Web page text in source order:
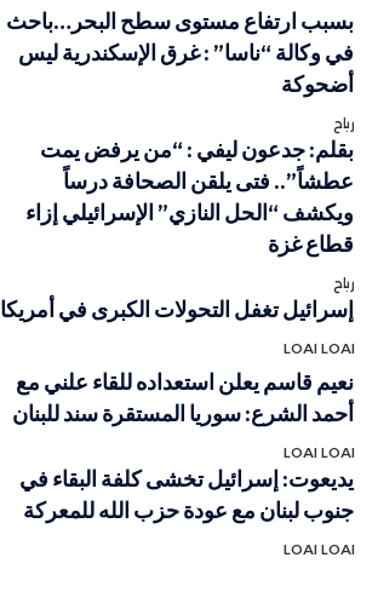
بسبب ارتفاع مستوى سطح البحر…باحث
في وكالة “ناسا” : غرق الإسكندرية ليس
أضحوكة
رباح
بقلم: جدعون ليفي : “من يرفض يمت
عطشاً”.. فتى يلقن الصحافة درساً
ويكشف “الحل النازي” الإسرائيلي إزاء
قطاع غزة
رباح
إسرائيل تغفل التحولات الكبرى في أمريكا
LOAI LOAI
نعيم قاسم يعلن استعداده للقاء علني مع
أحمد الشرع: سوريا المستقرة سند للبنان
LOAI LOAI
يديعوت: إسرائيل تخشى كلفة البقاء في
جنوب لبنان مع عودة حزب الله للمعركة
LOAI LOAI